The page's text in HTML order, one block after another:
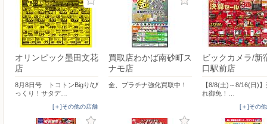
オリンピック墨田文花
店
8月8日号 トコトンBigり/び
っくり！サタデ…
[＋]その他の店舗
買取店わかば南砂町ス
ナモ店
金、プラチナ強化買取中！
ビックカメラ/新
口駅前店
【8/8(土)～8/16(日)
れ御免！…
[＋]その